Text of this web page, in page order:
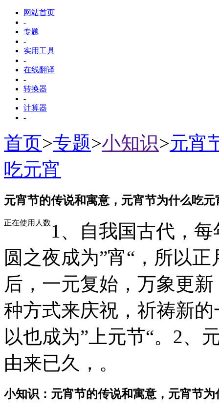
网站首页
-
专题
-
实用工具
-
在线翻译
-
转换器
-
计算器
-
首页>专题>小知识>元宵
吃元宵
元宵节的传说和寓意，元宵节为什么吃元
正在使用人数 1、自我国古代，
圆之夜成为”宵“，所以
后，一元复始，万象更
种方式来庆祝，祈祷新
以也成为”上元节“。2、
由来已久，。
小知识：元宵节的传说和寓意，元宵节为